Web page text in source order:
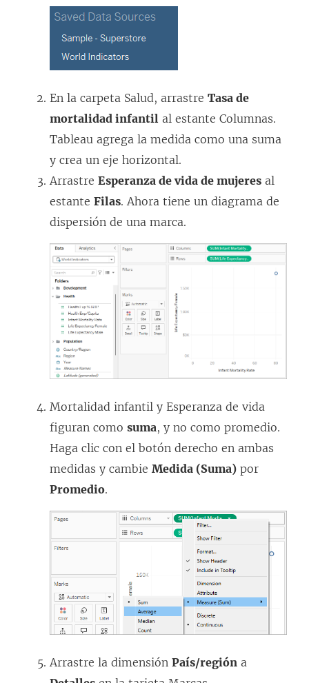
En la carpeta Salud, arrastre Tasa de
mortalidad infantil al estante Columnas.
Tableau agrega la medida como una suma
y crea un eje horizontal.
Arrastre Esperanza de vida de mujeres al
estante Filas. Ahora tiene un diagrama de
dispersión de una marca.
Mortalidad infantil y Esperanza de vida
figuran como suma, y no como promedio.
Haga clic con el botón derecho en ambas
medidas y cambie Medida (Suma) por
Promedio.
Arrastre la dimensión País/región a